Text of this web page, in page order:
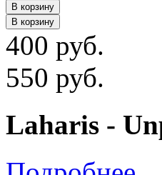
В корзину
В корзину
400 руб.
550 руб.
Laharis -